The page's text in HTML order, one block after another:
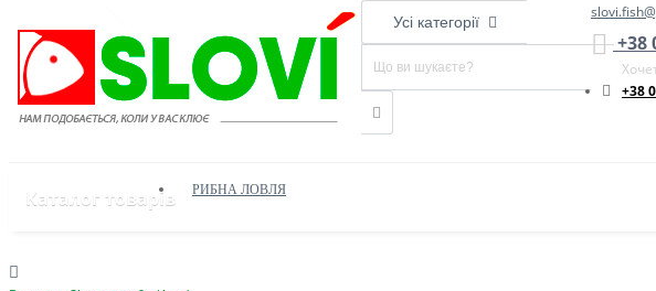
Усі категорії
+38
+38
Каталог товарів РИБНА ЛОВЛЯ